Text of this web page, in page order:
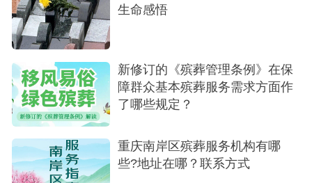
范围内的福果山镇。从铜梁城区中心出发，前往福
果山园区，距离大约在20至30公里左右。
通常在30-45分钟之间，对于铜梁本地的市民来说，
祭扫交通相对便捷。
重庆福果山生命纪念园集合法性、规范性、便
捷性于一身，既是对逝者的崇高尊重，也是对生者
的长远慰藉。建议您在选购前，可以亲自前往实地
生命感悟
新修订的《殡葬管理条例》在保
障群众基本殡葬服务需求方面作
了哪些规定？
重庆南岸区殡葬服务机构有哪
些?地址在哪？联系方式